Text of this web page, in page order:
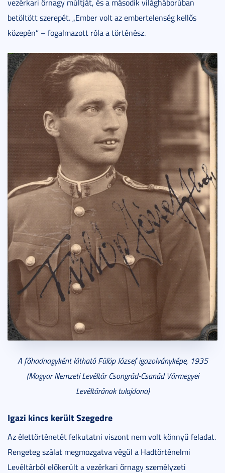
vezérkari őrnagy múltját, és a második világháborúban
betöltött szerepét. „Ember volt az embertelenség kellős
közepén” – fogalmazott róla a történész.
A főhadnagyként látható Fülöp József igazolványképe, 1935
(Magyar Nemzeti Levéltár Csongrád-Csanád Vármegyei
Levéltárának tulajdona)
Igazi kincs került Szegedre
Az élettörténetét felkutatni viszont nem volt könnyű feladat.
Rengeteg szálat megmozgatva végül a Hadtörténelmi
Levéltárból előkerült a vezérkari őrnagy személyzeti